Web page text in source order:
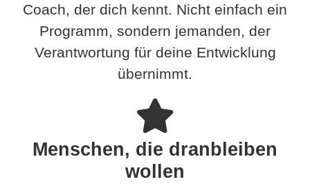
Coach, der dich kennt. Nicht einfach ein
Programm, sondern jemanden, der
Verantwortung für deine Entwicklung
übernimmt.
Menschen, die dranbleiben
wollen